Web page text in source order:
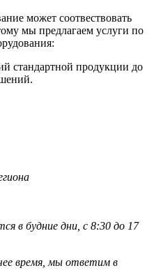
может соотвествовать
мы предлагаем услуги по
стандартной продукции до
в будние дни, с 8:30 до 17
время, мы ответим в